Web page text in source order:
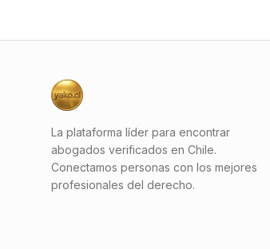
La plataforma líder para encontrar
abogados verificados en Chile.
Conectamos personas con los mejores
profesionales del derecho.